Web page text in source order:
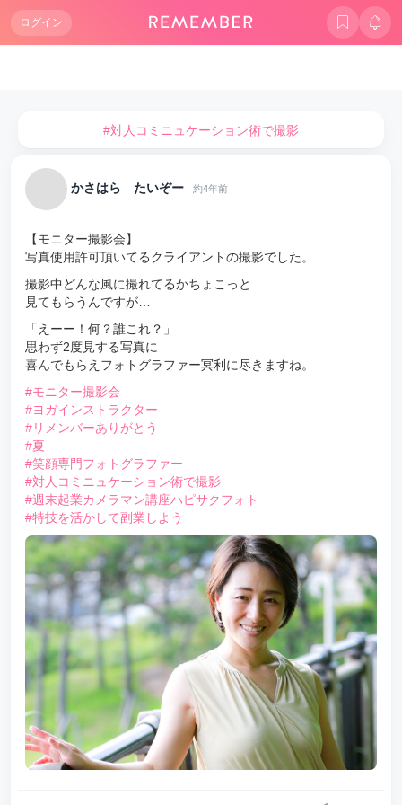
ログイン
#対人コミニュケーション術で撮影
かさはら たいぞー 約4年前
【モニター撮影会】
写真使用許可頂いてるクライアントの撮影でした。
撮影中どんな風に撮れてるかちょこっと
見てもらうんですが…
「えーー！何？誰これ？」
思わず2度見する写真に
喜んでもらえフォトグラファー冥利に尽きますね。
#モニター撮影会
#ヨガインストラクター
#リメンバーありがとう
#夏
#笑顔専門フォトグラファー
#対人コミニュケーション術で撮影
#週末起業カメラマン講座ハピサクフォト
#特技を活かして副業しよう